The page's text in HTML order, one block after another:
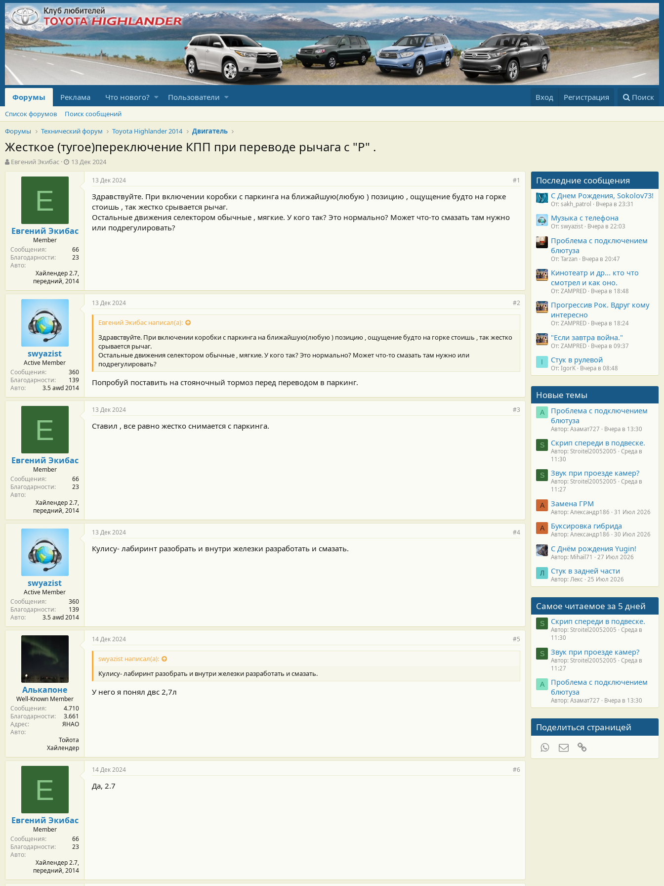
Форумы Реклама Что нового? Пользователи Вход Регистрация Поиск
Список форумов
Поиск сообщений
Форумы
Технический форум Toyota Highlander 2014 Двигатель
Жесткое (тугое)переключение КПП при переводе рычага с "Р" .
А
в
ы
Евгений Экибас
Д
а
л
13 Дек 2024
Е
Евгений Экибас
Member
Сообщения
66
Благодарности
23
Авто
Хайлендер 2.7,
передний, 2014
13 Дек 2024 #1
Здравствуйте. При включении коробки с паркинга на ближайшую(любую ) позицию , ощущение будто на горке
стоишь , так жестко срывается рычаг.
Остальные движения селектором обычные , мягкие. У кого так? Это нормально? Может что-то смазать там нужно
или подрегулировать?
swyazist
Active Member
Сообщения
360
Благодарности
139
Авто
3.5 awd 2014
13 Дек 2024 #2
Евгений Экибас написал(а):
Здравствуйте. При включении коробки с паркинга на ближайшую(любую ) позицию , ощущение будто на горке стоишь , так жестко
срывается рычаг.
Остальные движения селектором обычные , мягкие. У кого так? Это нормально? Может что-то смазать там нужно или
подрегулировать?
Попробуй поставить на стояночный тормоз перед переводом в паркинг.
Е
Евгений Экибас
Member
Сообщения
66
Благодарности
23
Авто
Хайлендер 2.7,
передний, 2014
13 Дек 2024 #3
Ставил , все равно жестко снимается с паркинга.
swyazist
Active Member
Сообщения
360
Благодарности
139
Авто
3.5 awd 2014
13 Дек 2024 #4
Кулису- лабиринт разобрать и внутри железки разработать и смазать.
Алькапоне
Well-Known Member
Сообщения
4.710
Благодарности
3.661
Адрес
ЯНАО
Авто
Тойота
Хайлендер
14 Дек 2024 #5
swyazist написал(а):
Кулису- лабиринт разобрать и внутри железки разработать и смазать.
У него я понял двс 2,7л
Е
Евгений Экибас
Member
Сообщения
66
Благодарности
23
Авто
Хайлендер 2.7,
передний, 2014
14 Дек 2024 #6
Да, 2.7
Последние сообщения
С Днем Рождения, Sokolov73!
От: sakh_patrol Вчера в 23:31
Музыка с телефона
От: swyazist Вчера в 22:03
Проблема с подключением
блютуза
От: Tarzan Вчера в 20:47
Кинотеатр и др... кто что
смотрел и как оно.
От: ZAMPRED Вчера в 18:48
Прогрессив Рок. Вдруг кому
интересно
От: ZAMPRED Вчера в 18:24
"Если завтра война."
От: ZAMPRED Вчера в 09:37
I Стук в рулевой
От: IgorK Вчера в 08:48
Новые темы
А
Проблема с подключением
блютуза
Автор: Азамат727 Вчера в 13:30
S Скрип спереди в подвеске.
Автор: Stroitel20052005
Среда в
11:30
S Звук при проезде камер?
Автор: Stroitel20052005
Среда в
11:27
А Замена ГРМ
Автор: Александр186 31 Июл 2026
А Буксировка гибрида
Автор: Александр186 30 Июл 2026
С Днём рождения Yugin!
Автор: Mihail71 27 Июл 2026
Л Стук в задней части
Автор: Лекс 25 Июл 2026
Самое читаемое за 5 дней
S Скрип спереди в подвеске.
Автор: Stroitel20052005
Среда в
11:30
S Звук при проезде камер?
Автор: Stroitel20052005
Среда в
11:27
А
Проблема с подключением
блютуза
Автор: Азамат727 Вчера в 13:30
Поделиться страницей
WhatsAppЭлектронная почта